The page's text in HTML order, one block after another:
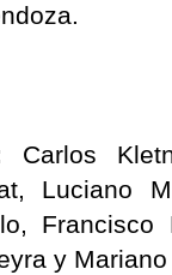
Carlos
Luciano
y